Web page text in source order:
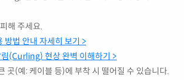
해 주세요.
방법 안내 자세히 보기 >
(Curling) 현상 완벽 이해하기 >
곳(예: 케이블 등)에 부착 시 떨어질 수 있습니다.